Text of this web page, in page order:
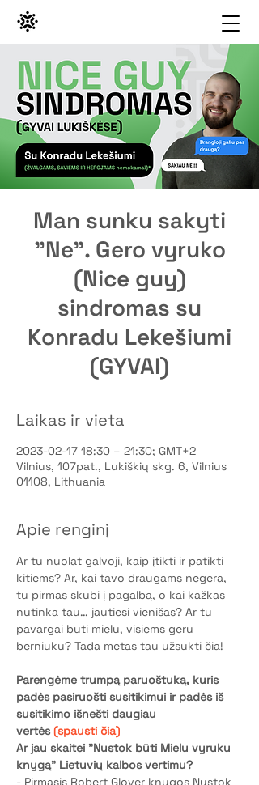
Man sunku sakyti
"Ne". Gero vyruko
(Nice guy)
sindromas su
Konradu Lekešiumi
(GYVAI)
Laikas ir vieta
2023-02-17 18:30 – 21:30; GMT+2
Vilnius, 107pat., Lukiškių skg. 6, Vilnius
01108, Lithuania
Apie renginį
Ar tu nuolat galvoji, kaip įtikti ir patikti
kitiems? Ar, kai tavo draugams negera,
tu pirmas skubi į pagalbą, o kai kažkas
nutinka tau… jautiesi vienišas? Ar tu
pavargai būti mielu, visiems geru
berniuku? Tada metas tau užsukti čia!
Parengėme trumpą paruoštuką, kuris
padės pasiruošti susitikimui ir padės iš
susitikimo išnešti daugiau
vertės (spausti čia)
Ar jau skaitei "Nustok būti Mielu vyruku
knygą" Lietuvių kalbos vertimu?
- Pirmasis Robert Glover knygos Nustok